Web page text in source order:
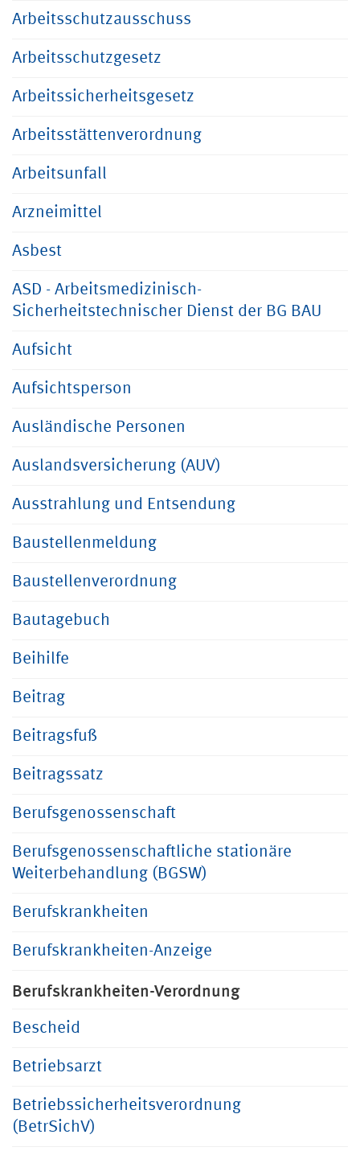
Arbeitsschutzausschuss
Arbeitsschutzgesetz
Arbeitssicherheitsgesetz
Arbeitsstättenverordnung
Arbeitsunfall
Arzneimittel
Asbest
ASD - Arbeitsmedizinisch-
Sicherheitstechnischer Dienst der BG BAU
Aufsicht
Aufsichtsperson
Ausländische Personen
Auslandsversicherung (AUV)
Ausstrahlung und Entsendung
Baustellenmeldung
Baustellenverordnung
Bautagebuch
Beihilfe
Beitrag
Beitragsfuß
Beitragssatz
Berufsgenossenschaft
Berufsgenossenschaftliche stationäre
Weiterbehandlung (BGSW)
Berufskrankheiten
Berufskrankheiten-Anzeige
Berufskrankheiten-Verordnung
Bescheid
Betriebsarzt
Betriebssicherheitsverordnung
(BetrSichV)